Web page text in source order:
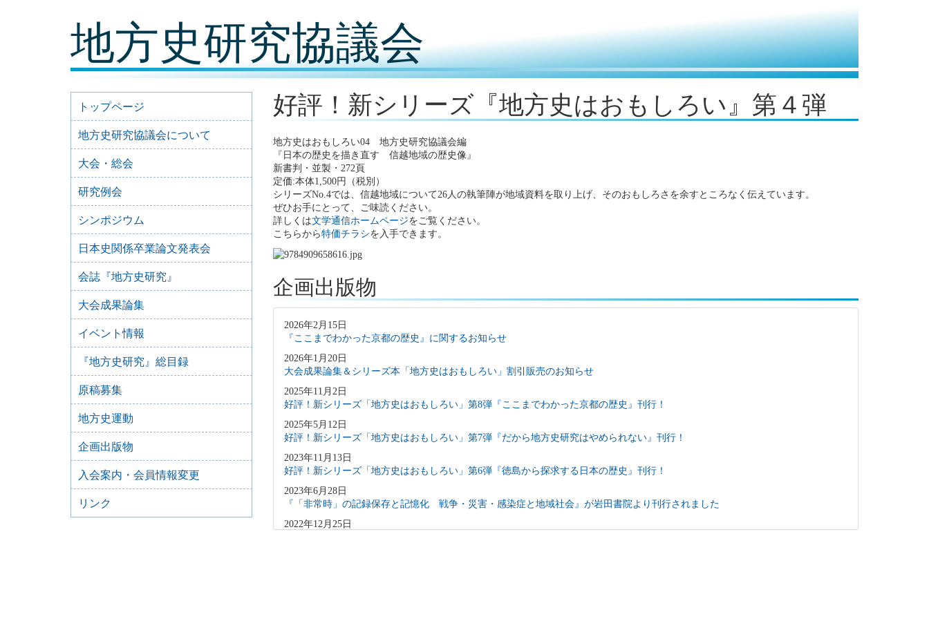
地方史研究協議会
好評！新シリーズ『地方史はおもしろい』第４弾
地方史はおもしろい04 地方史研究協議会編
『日本の歴史を描き直す 信越地域の歴史像』
新書判・並製・272頁
定価:本体1,500円（税別）
シリーズNo.4では、信越地域について26人の執筆陣が地域資料を取り上げ、そのおもしろさを余すところなく伝えています。
ぜひお手にとって、ご味読ください。
詳しくは文学通信ホームページをご覧ください。
こちらから特価チラシを入手できます。
企画出版物
2026年2月15日
『ここまでわかった京都の歴史』に関するお知らせ
2026年1月20日
大会成果論集＆シリーズ本「地方史はおもしろい」割引販売のお知らせ
2025年11月2日
好評！新シリーズ「地方史はおもしろい」第8弾『ここまでわかった京都の歴史』刊行！
2025年5月12日
好評！新シリーズ「地方史はおもしろい」第7弾『だから地方史研究はやめられない』刊行！
2023年11月13日
好評！新シリーズ「地方史はおもしろい」第6弾『徳島から探求する日本の歴史』刊行！
2023年6月28日
『「非常時」の記録保存と記憶化 戦争・災害・感染症と地域社会』が岩田書院より刊行されました
2022年12月25日
トップページ
地方史研究協議会について
大会・総会
研究例会
シンポジウム
日本史関係卒業論文発表会
会誌『地方史研究』
大会成果論集
イベント情報
『地方史研究』総目録
原稿募集
地方史運動
企画出版物
入会案内・会員情報変更
リンク